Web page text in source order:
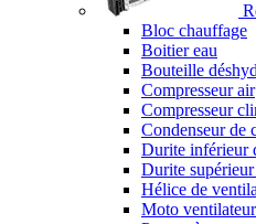
Bloc chauffage
Boitier eau
Bouteille
Compresseur air
Compresseur
Condenseur de
Durite inférieur
Durite
Hélice de
Moto